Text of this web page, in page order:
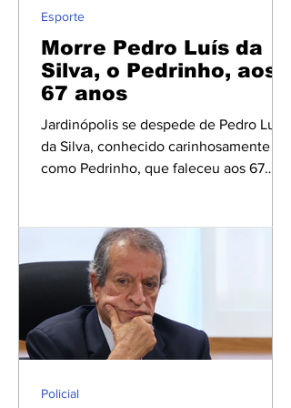
Ele também integrou a bancada do
Morre Pedro Luís da
Silva, o Pedrinho, aos
67 anos
Jardinópolis se despede de Pedro Luís
da Silva, conhecido carinhosamente
como Pedrinho, que faleceu aos 67
esporte e pela contribuição à
comunicação do município. Desde os
10 anos de idade, Pedrinho dedicou sua
vida ao setor gráfico. Durante muitos
anos trabalhou na Gráfica São Pedro,
empresa responsável pela impressão
de diversas publicações da cidade,
entre elas o tradicional Jornal A Cidade
Esporte
Policial